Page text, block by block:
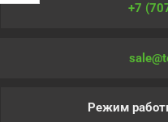
+7
Режим